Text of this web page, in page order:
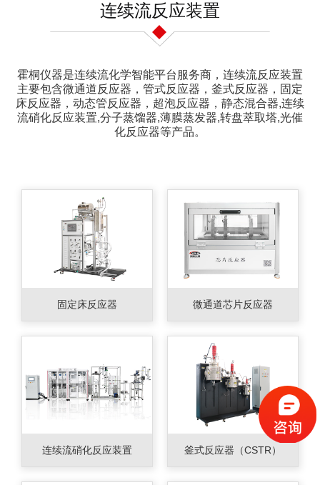
连续流反应装置
霍桐仪器是连续流化学智能平台服务商，连续流反应装置
主要包含微通道反应器，管式反应器，釜式反应器，固定
床反应器，动态管反应器，超泡反应器，静态混合器,连续
流硝化反应装置,分子蒸馏器,薄膜蒸发器,转盘萃取塔,光催
化反应器等产品。
固定床反应器 微通道芯片反应器
连续流硝化反应装置 釜式反应器（CSTR）